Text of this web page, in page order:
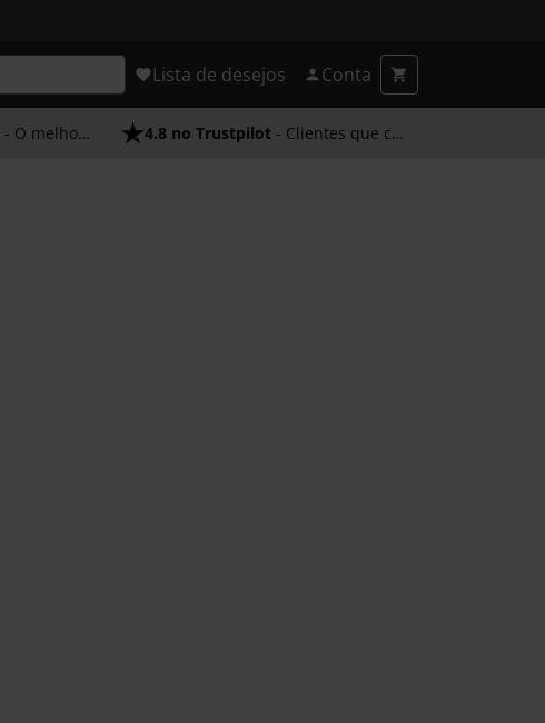
Lista de desejos Conta
- O melhor atendimento 4.8 no Trustpilot - Clientes que confiam em nós